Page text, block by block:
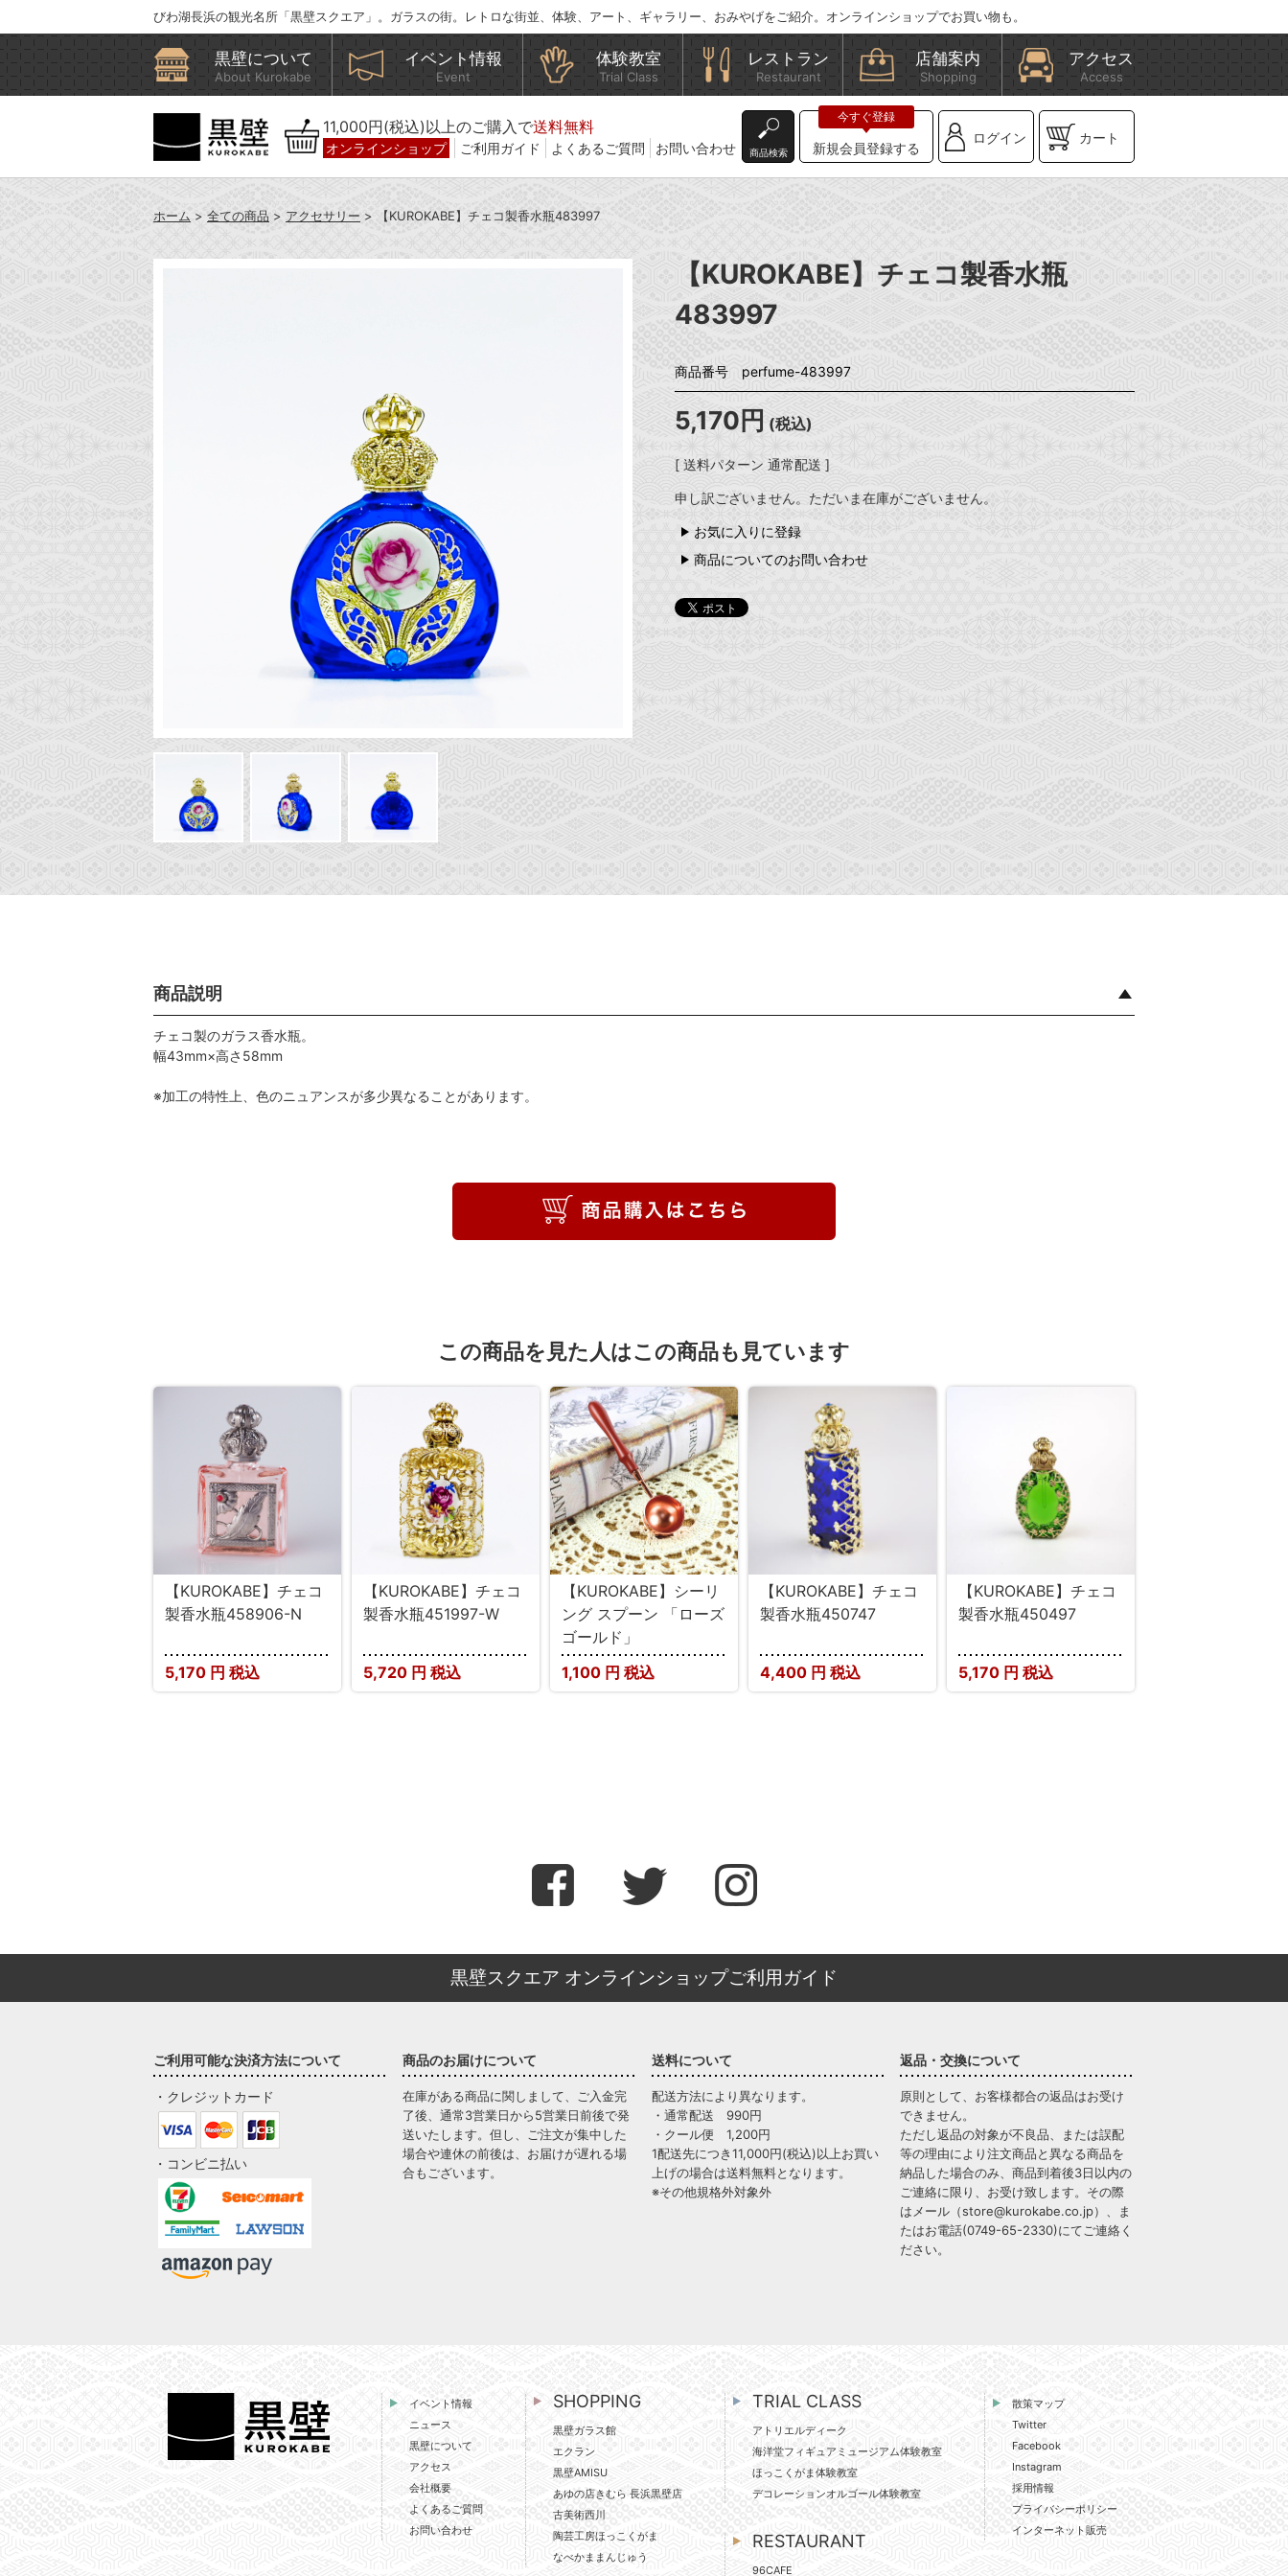
びわ湖長浜の観光名所「黒壁スクエア」。ガラスの街。レトロな街並、体験、アート、ギャラリー、おみやげをご紹介。オンラインショップでお買い物も。
黒壁について
About Kurokabe
イベント情報
Event
体験教室
Trial Class
レストラン
Restaurant
店舗案内
Shopping
アクセス
Access
11,000円(税込)以上のご購入で送料無料
オンラインショップ ご利用ガイド よくあるご質問 お問い合わせ 商品検索 新規会員登録する
ログイン カート
ホーム > 全ての商品 > アクセサリー > 【KUROKABE】チェコ製香水瓶483997
【KUROKABE】チェコ製香水瓶
483997
商品番号 perfume-483997
5,170円 (税込)
[ 送料パターン 通常配送 ]
申し訳ございません。ただいま在庫がございません。
お気に入りに登録
商品についてのお問い合わせ
商品説明
チェコ製のガラス香水瓶。
幅43mm×高さ58mm
※加工の特性上、色のニュアンスが多少異なることがあります。
この商品を見た人はこの商品も見ています
【KUROKABE】チェコ
製香水瓶458906-N
5,170 円 税込
【KUROKABE】チェコ
製香水瓶451997-W
5,720 円 税込
【KUROKABE】シーリ
ング スプーン 「ローズ
ゴールド」
1,100 円 税込
【KUROKABE】チェコ
製香水瓶450747
4,400 円 税込
【KUROKABE】チェコ
製香水瓶450497
5,170 円 税込
黒壁スクエア オンラインショップご利用ガイド
ご利用可能な決済方法について
・クレジットカード
・コンビニ払い
商品のお届けについて
在庫がある商品に関しまして、ご入金完
了後、通常3営業日から5営業日前後で発
送いたします。但し、ご注文が集中した
場合や連休の前後は、お届けが遅れる場
合もございます。
送料について
配送方法により異なります。
・通常配送 990円
・クール便 1,200円
1配送先につき11,000円(税込)以上お買い
上げの場合は送料無料となります。
※その他規格外対象外
返品・交換について
原則として、お客様都合の返品はお受け
できません。
ただし返品の対象が不良品、または誤配
等の理由により注文商品と異なる商品を
納品した場合のみ、商品到着後3日以内の
ご連絡に限り、お受け致します。その際
はメール（store@kurokabe.co.jp）、ま
たはお電話(0749-65-2330)にてご連絡く
ださい。
イベント情報
ニュース
黒壁について
アクセス
会社概要
よくあるご質問
お問い合わせ
SHOPPING
黒壁ガラス館
エクラン
黒壁AMISU
あゆの店きむら 長浜黒壁店
古美術西川
陶芸工房ほっこくがま
なべかままんじゅう
TRIAL CLASS
アトリエルディーク
海洋堂フィギュアミュージアム体験教室
ほっこくがま体験教室
デコレーションオルゴール体験教室
RESTAURANT
96CAFE
散策マップ
Twitter
Facebook
Instagram
採用情報
プライバシーポリシー
インターネット販売